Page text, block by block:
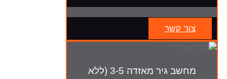
צור קשר
מחשב גיר מאזדה 3-5 (ללא